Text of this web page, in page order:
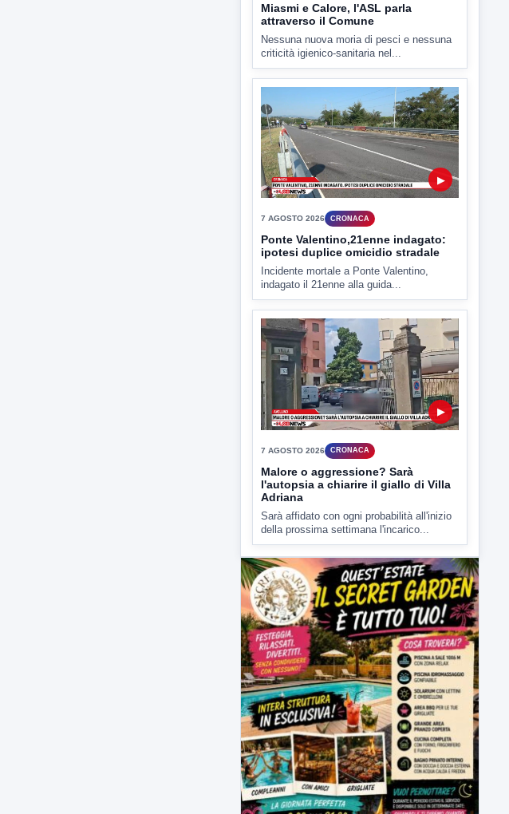
Miasmi e Calore, l'ASL parla
attraverso il Comune
Nessuna nuova moria di pesci e nessuna
criticità igienico-sanitaria nel...
▶
7 AGOSTO 2026 CRONACA
Ponte Valentino,21enne indagato:
ipotesi duplice omicidio stradale
Incidente mortale a Ponte Valentino,
indagato il 21enne alla guida...
▶
7 AGOSTO 2026 CRONACA
Malore o aggressione? Sarà
l'autopsia a chiarire il giallo di Villa
Adriana
Sarà affidato con ogni probabilità all'inizio
della prossima settimana l'incarico...